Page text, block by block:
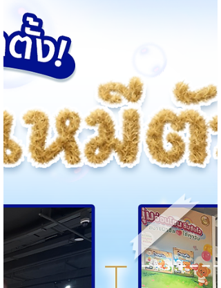
มากกว่า 1 ล้านชุดทั่วโลก และทุกครั้งที่คุณส่งสติ
กเกอร์แทนคำพูด ได้ทั้ง คำพูด ภาพ อารมณ์ ไป
พร้อมกัน ❓สติกเกอร์ไลน์ชุดแรกของโลก ออกมา
เมื่อปีไหน ? 🥁 เฉลย → ปี 2011 นั่นเอง! และรู้
ไหมว่า… ภายใน 24 ชั่วโมงแรกที่เปิดให้ใช้ มีคน
ส่งสติกเกอร์กันมากกว่า 1 ล้านครั้ง ก่อนสติกเกอร์
→ พิมพ์เป็นร้อยคำ หลังสติกเก